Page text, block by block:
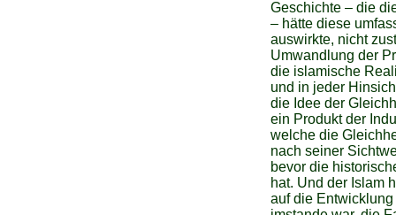
Geschichte – die
– hätte diese
auswirkte, nicht
Umwandlung der
die islamische
und in jeder
die Idee der
ein Produkt der
welche die
nach seiner
bevor die
hat. Und der Islam
auf die